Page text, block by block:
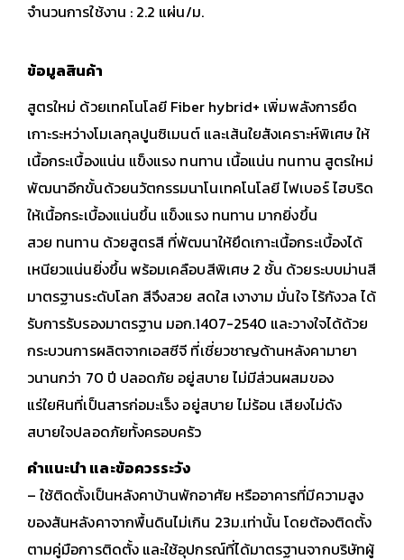
จำนวนการใช้งาน : 2.2 แผ่น/ม.
ข้อมูลสินค้า
สูตรใหม่ ด้วยเทคโนโลยี Fiber hybrid+ เพิ่มพลังการยึด
เกาะระหว่างโมเลกุลปูนซิเมนต์ และเส้นใยสังเคราะห์พิเศษ ให้
เนื้อกระเบื้องแน่น แข็งแรง ทนทาน เนื้อแน่น ทนทาน สูตรใหม่
พัฒนาอีกขั้นด้วยนวัตกรรมนาโนเทคโนโลยี ไฟเบอร์ ไฮบริด
ให้เนื้อกระเบื้องแน่นขึ้น แข็งแรง ทนทาน มากยิ่งขึ้น
สวย ทนทาน ด้วยสูตรสี ที่พัฒนาให้ยึดเกาะเนื้อกระเบื้องได้
เหนียวแน่นยิ่งขึ้น พร้อมเคลือบสีพิเศษ 2 ชั้น ด้วยระบบม่านสี
มาตรฐานระดับโลก สีจึงสวย สดใส เงางาม มั่นใจ ไร้กังวล ได้
รับการรับรองมาตรฐาน มอก.1407-2540 และวางใจได้ด้วย
กระบวนการผลิตจากเอสซีจี ที่เชี่ยวชาญด้านหลังคามายา
วนานกว่า 70 ปี ปลอดภัย อยู่สบาย ไม่มีส่วนผสมของ
แร่ใยหินที่เป็นสารก่อมะเร็ง อยู่สบาย ไม่ร้อน เสียงไม่ดัง
สบายใจปลอดภัยทั้งครอบครัว
คำแนะนำ และข้อควรระวัง
– ใช้ติดตั้งเป็นหลังคาบ้านพักอาศัย หรืออาคารที่มีความสูง
ของสันหลังคาจากพื้นดินไม่เกิน 23ม.เท่านั้น โดยต้องติดตั้ง
ตามคู่มือการติดตั้ง และใช้อุปกรณ์ที่ได้มาตรฐานจากบริษัทผู้